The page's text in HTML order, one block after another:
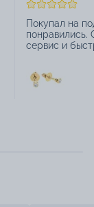
Покупал на
понравились.
сервис и